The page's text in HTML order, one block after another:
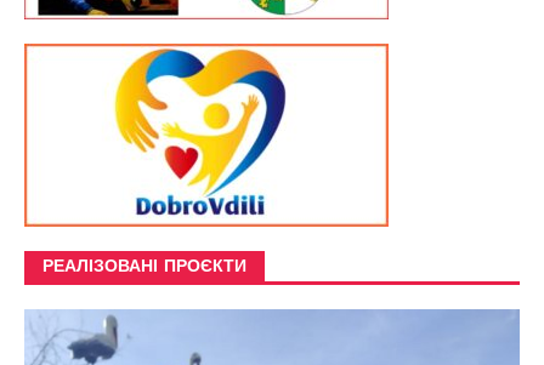
РЕАЛІЗОВАНІ ПРОЄКТИ